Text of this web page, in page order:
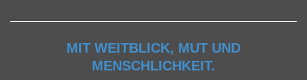
MIT WEITBLICK, MUT UND
MENSCHLICHKEIT.